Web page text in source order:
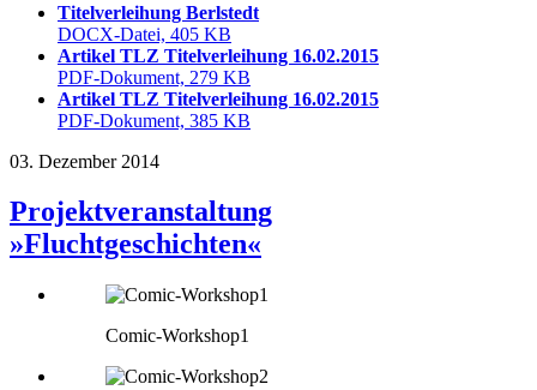
Titelverleihung Berlstedt
DOCX-Datei, 405 KB
Artikel TLZ Titelverleihung 16.02.2015
PDF-Dokument, 279 KB
Artikel TLZ Titelverleihung 16.02.2015
PDF-Dokument, 385 KB
03. Dezember 2014
Projektveranstaltung
»Fluchtgeschichten«
Comic-Workshop1